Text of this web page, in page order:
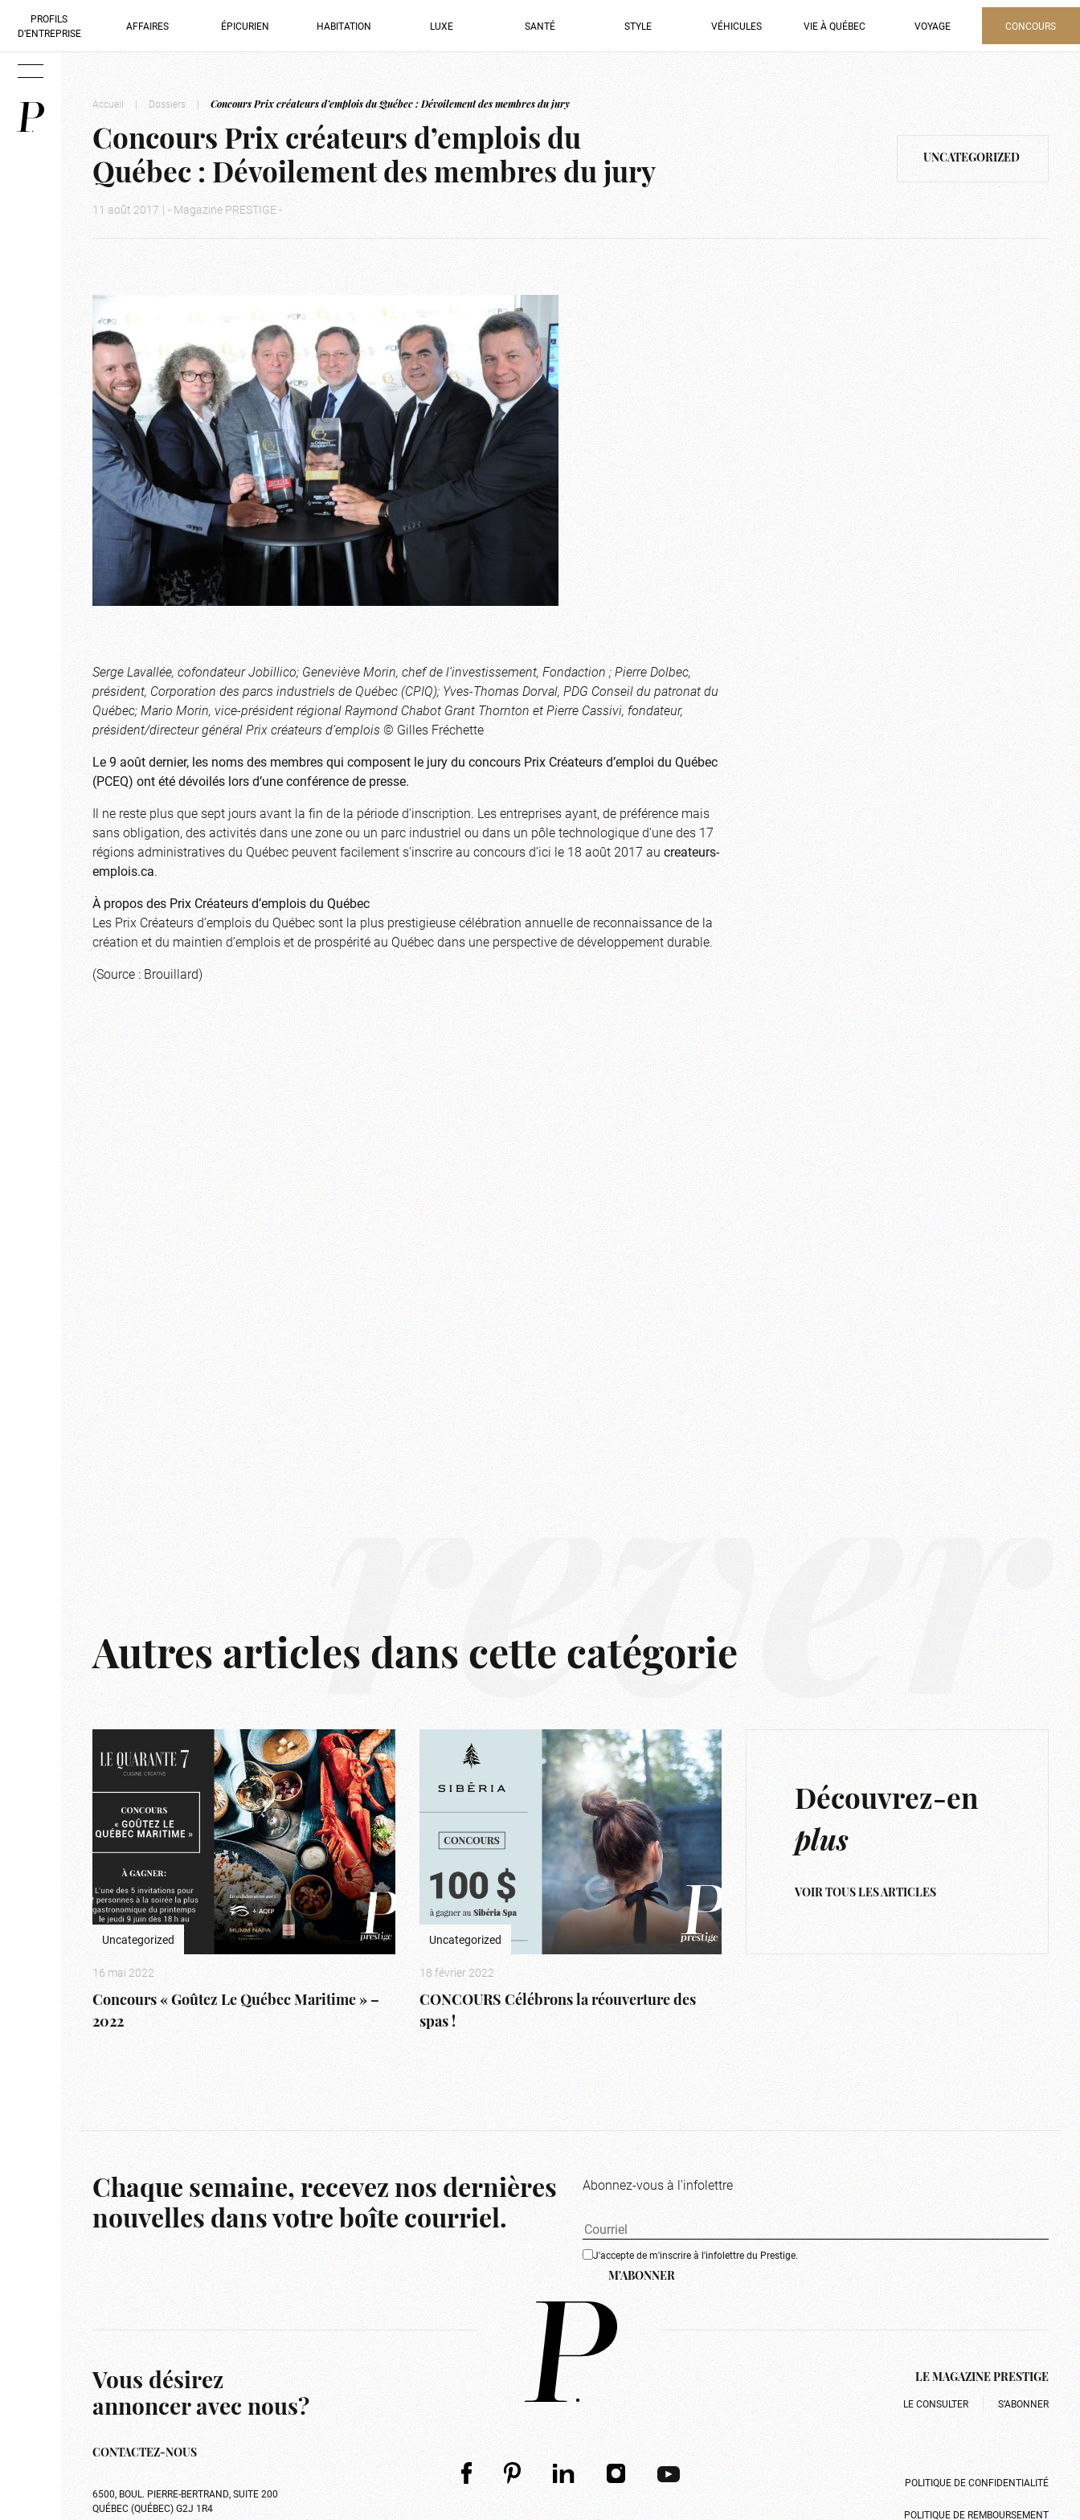
PROFILS
D’ENTREPRISE
AFFAIRES ÉPICURIEN HABITATION LUXE SANTÉ STYLE VÉHICULES VIE À QUÉBEC VOYAGE CONCOURS
Accueil | Dossiers | Concours Prix créateurs d’emplois du Québec : Dévoilement des membres du jury
Concours Prix créateurs d’emplois du
Québec : Dévoilement des membres du jury
11 août 2017 | - Magazine PRESTIGE -
UNCATEGORIZED
Serge Lavallée, cofondateur Jobillico; Geneviève Morin, chef de l’investissement, Fondaction ; Pierre Dolbec,
président, Corporation des parcs industriels de Québec (CPIQ); Yves-Thomas Dorval, PDG Conseil du patronat du
Québec; Mario Morin, vice-président régional Raymond Chabot Grant Thornton et Pierre Cassivi, fondateur,
président/directeur général Prix créateurs d’emplois© Gilles Fréchette
Le 9 août dernier, les noms des membres qui composent le jury du concours Prix Créateurs d’emploi du Québec
(PCEQ) ont été dévoilés lors d’une conférence de presse.
Il ne reste plus que sept jours avant la fin de la période d’inscription. Les entreprises ayant, de préférence mais
sans obligation, des activités dans une zone ou un parc industriel ou dans un pôle technologique d’une des 17
régions administratives du Québec peuvent facilement s’inscrire au concours d’ici le 18 août 2017 aucreateurs-
emplois.ca.
À propos des Prix Créateurs d’emplois du Québec
Les Prix Créateurs d’emplois du Québec sont la plus prestigieuse célébration annuelle de reconnaissance de la
création et du maintien d’emplois et de prospérité au Québec dans une perspective de développement durable.
(Source : Brouillard)
rêver
Autres articles dans cette catégorie
Uncategorized
16 mai 2022
Concours « Goûtez Le Québec Maritime » –
2022
Uncategorized
18 février 2022
CONCOURS Célébrons la réouverture des
spas !
Découvrez-en
plus
VOIR TOUS LES ARTICLES
Chaque semaine, recevez nos dernières
nouvelles dans votre boîte courriel.
Abonnez-vous à l'infolettre
J'accepte de m'inscrire à l'infolettre du Prestige.
M'ABONNER
Vous désirez
annoncer avec nous?
CONTACTEZ-NOUS
6500, BOUL. PIERRE-BERTRAND, SUITE 200
QUÉBEC (QUÉBEC) G2J 1R4
LE MAGAZINE PRESTIGE
LE CONSULTER S’ABONNER
POLITIQUE DE CONFIDENTIALITÉ
POLITIQUE DE REMBOURSEMENT